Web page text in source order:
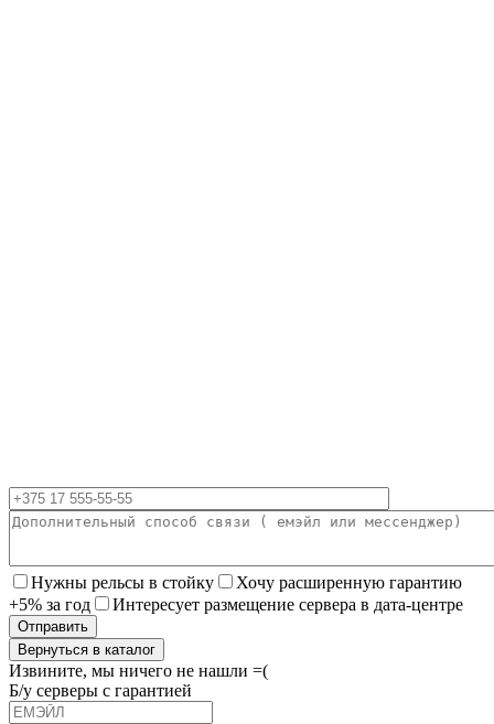
Нужны рельсы в стойку
Хочу расширенную гарантию
+5% за год
Интересует размещение сервера в дата-центре
Вернуться в каталог
Извините, мы ничего не нашли =(
Б/у серверы с гарантией